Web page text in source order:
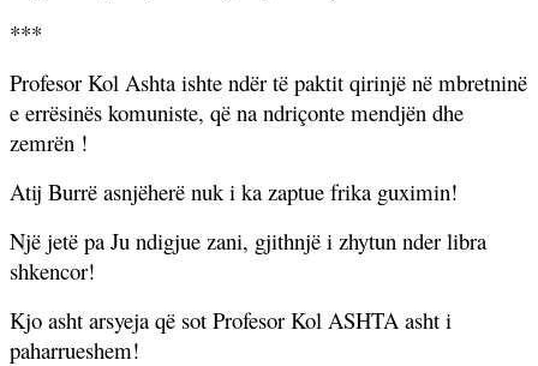
***
Profesor Kol Ashta ishte ndër të paktit qirinjë në mbretninë
e errësinës komuniste, që na ndriçonte mendjën dhe
zemrën !
Atij Burrë asnjëherë nuk i ka zaptue frika guximin!
Një jetë pa Ju ndigjue zani, gjithnjë i zhytun nder libra
shkencor!
Kjo asht arsyeja që sot Profesor Kol ASHTA asht i
paharrueshem!